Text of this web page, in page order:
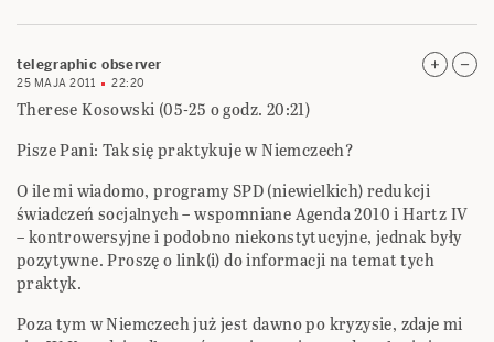
telegraphic observer
25 MAJA 2011 22:20
Therese Kosowski (05-25 o godz. 20:21)
Pisze Pani: Tak się praktykuje w Niemczech?
O ile mi wiadomo, programy SPD (niewielkich) redukcji
świadczeń socjalnych – wspomniane Agenda 2010 i Hartz IV
– kontrowersyjne i podobno niekonstytucyjne, jednak były
pozytywne. Proszę o link(i) do informacji na temat tych
praktyk.
Poza tym w Niemczech już jest dawno po kryzysie, zdaje mi